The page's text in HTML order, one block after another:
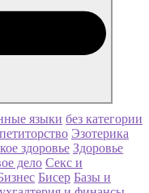
языки без категории
Эзотерика
здоровье Здоровье
дело Секс и
Бисер Базы и